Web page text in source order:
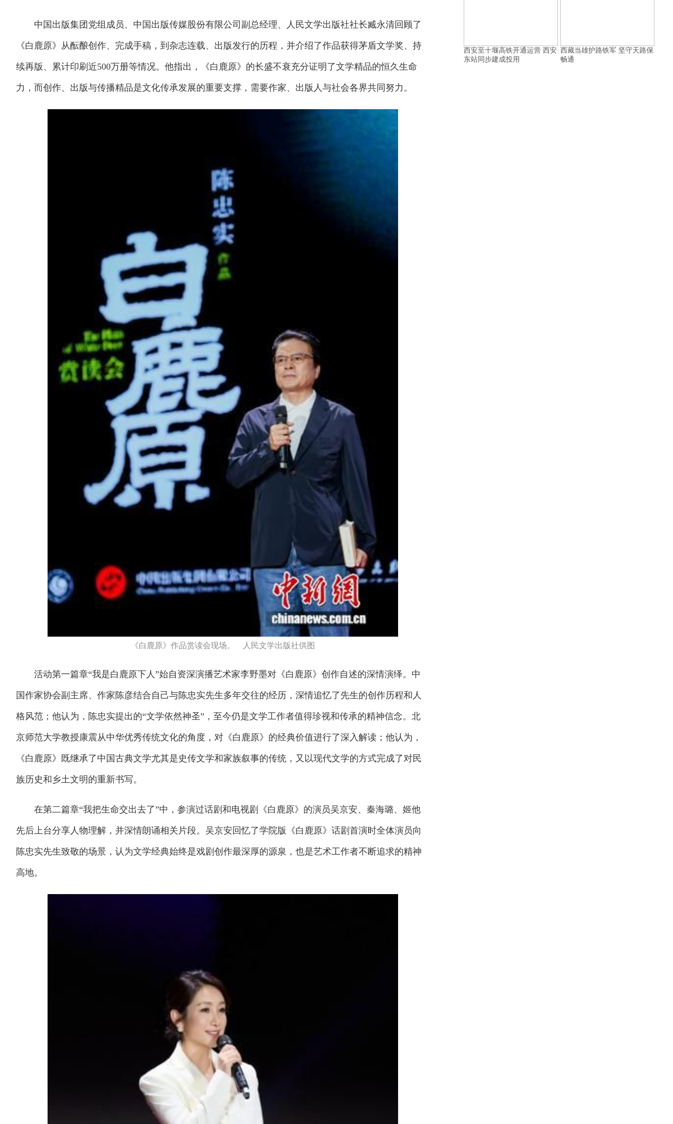
中国出版集团党组成员、中国出版传媒股份有限公司副总经理、人民文学出版社社长臧永清回顾了
《白鹿原》从酝酿创作、完成手稿，到杂志连载、出版发行的历程，并介绍了作品获得茅盾文学奖、持
续再版、累计印刷近500万册等情况。他指出，《白鹿原》的长盛不衰充分证明了文学精品的恒久生命
力，而创作、出版与传播精品是文化传承发展的重要支撑，需要作家、出版人与社会各界共同努力。
《白鹿原》作品赏读会现场。 人民文学出版社供图
活动第一篇章“我是白鹿原下人”始自资深演播艺术家李野墨对《白鹿原》创作自述的深情演绎。中
国作家协会副主席、作家陈彦结合自己与陈忠实先生多年交往的经历，深情追忆了先生的创作历程和人
格风范；他认为，陈忠实提出的“文学依然神圣”，至今仍是文学工作者值得珍视和传承的精神信念。北
京师范大学教授康震从中华优秀传统文化的角度，对《白鹿原》的经典价值进行了深入解读；他认为，
《白鹿原》既继承了中国古典文学尤其是史传文学和家族叙事的传统，又以现代文学的方式完成了对民
族历史和乡土文明的重新书写。
在第二篇章“我把生命交出去了”中，参演过话剧和电视剧《白鹿原》的演员吴京安、秦海璐、姬他
先后上台分享人物理解，并深情朗诵相关片段。吴京安回忆了学院版《白鹿原》话剧首演时全体演员向
陈忠实先生致敬的场景，认为文学经典始终是戏剧创作最深厚的源泉，也是艺术工作者不断追求的精神
高地。
西安至十堰高铁开通运营 西安
东站同步建成投用
西藏当雄护路铁军 坚守天路保
畅通